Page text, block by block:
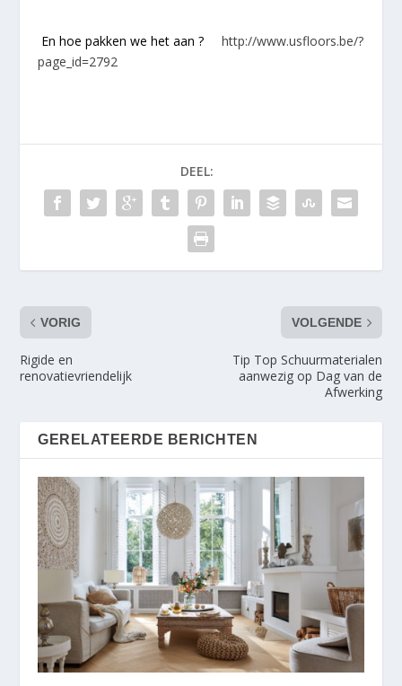
En hoe pakken we het aan ?http://www.usfloors.be/?
page_id=2792
DEEL:
VORIG
Rigide en
renovatievriendelijk
VOLGENDE
Tip Top Schuurmaterialen
aanwezig op Dag van de
Afwerking
GERELATEERDE BERICHTEN